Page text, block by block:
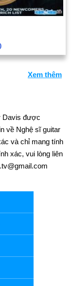
Xem thêm
Davis được
về Nghệ sĩ guitar
và chỉ mang tính
xác, vui lòng liên